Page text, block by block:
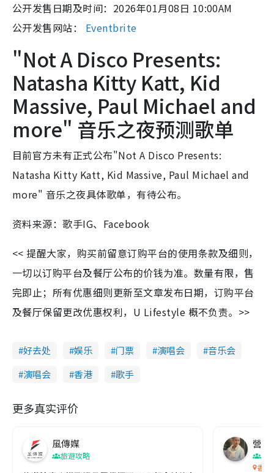
公开发售日期及时间：2026年01月08日 10:00AM
公开发售网站： Eventbrite
"Not A Disco Presents:
Natasha Kitty Katt, Kid
Massive, Paul Michael and
more" 音乐之夜预测歌单
目前官方未有正式公布"Not A Disco Presents:
Natasha Kitty Katt, Kid Massive, Paul Michael and
more" 音乐之夜具体歌单，有待公布。
资料来源：歌手IG、Facebook
<< 提醒大家，购买前留意订购平台的使用条款及细则，
一切以订购平台及餐厅公布的价钱为准。数量有限，售
完即止；所有优惠细则更新至文章发布日期，订购平台
及餐厅保留更改优惠权利，U Lifestyle 概不负责。>>
好去处 娱乐 门票 演唱会
音乐会
演唱会
香港 歌手
更多真实评价
風傳媒
旅遊攻略
營養
香港